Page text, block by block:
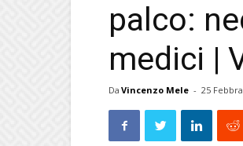
palco:
medici |
Da Vincenzo Mele - 25